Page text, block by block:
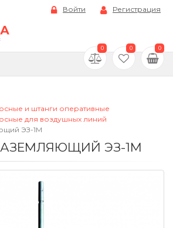
Войти Регистрация
0 0 0
и штанги оперативные
для воздушных линий
ЭЗ-1М
ЭЗ-1М